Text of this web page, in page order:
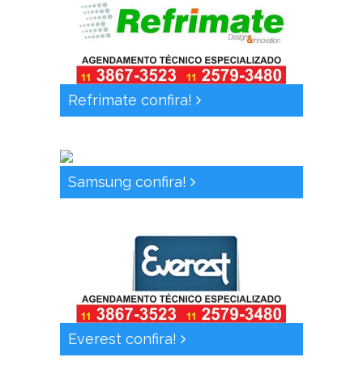
Refrimate confira!
Samsung confira!
Everest confira!